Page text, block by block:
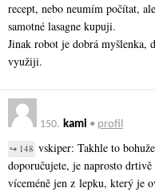
recept, nebo neumím počítat,
samotné lasagne kupuji.
Jinak robot je dobrá
využiji.
150. kami • profil
↪ 148 vskiper: Takhle to
doporučujete, je naprosto
víceméně jen z lepku, který je